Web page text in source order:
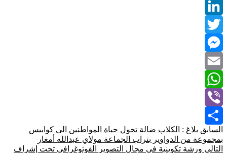
Facebook
LinkedIn
Twitter
Messenger
Email
WhatsApp
Viber
Share
السابق بلاغ : الكلاب ضالة تحول حياة المواطنين الى كوابيس
بمجموعة من الدواوير بتراب الجماعة مولاي عبدالله أمغار
التالي ورشة تكوينية في مجال التصوير الفوتوغرافي تحت إشراف